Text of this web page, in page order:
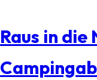
Raus in die